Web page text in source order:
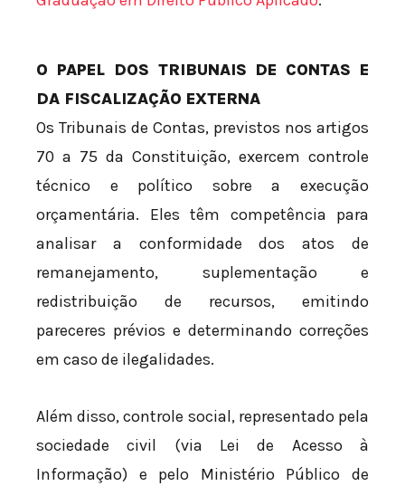
O PAPEL DOS TRIBUNAIS DE CONTAS E
DA FISCALIZAÇÃO EXTERNA
Os Tribunais de Contas, previstos nos artigos
70 a 75 da Constituição, exercem controle
técnico e político sobre a execução
orçamentária. Eles têm competência para
analisar a conformidade dos atos de
remanejamento, suplementação e
redistribuição de recursos, emitindo
pareceres prévios e determinando correções
em caso de ilegalidades.
Além disso, controle social, representado pela
sociedade civil (via Lei de Acesso à
Informação) e pelo Ministério Público de